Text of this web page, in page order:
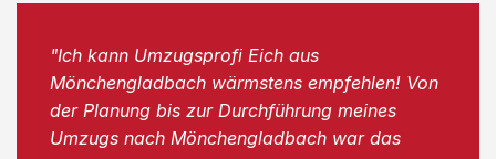
"Ich kann Umzugsprofi Eich aus
Mönchengladbach wärmstens empfehlen! Von
der Planung bis zur Durchführung meines
Umzugs nach Mönchengladbach war das